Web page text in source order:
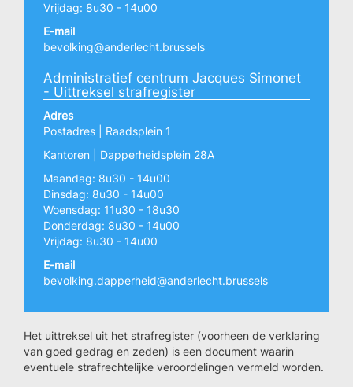
Vrijdag: 8u30 - 14u00
E-mail
bevolking@anderlecht.brussels
Administratief centrum Jacques Simonet
- Uittreksel strafregister
Adres
Postadres | Raadsplein 1
Kantoren | Dapperheidsplein 28A
Maandag: 8u30 - 14u00
Dinsdag: 8u30 - 14u00
Woensdag: 11u30 - 18u30
Donderdag: 8u30 - 14u00
Vrijdag: 8u30 - 14u00
E-mail
bevolking.dapperheid@anderlecht.brussels
Het uittreksel uit het strafregister (voorheen de verklaring
van goed gedrag en zeden) is een document waarin
eventuele strafrechtelijke veroordelingen vermeld worden.